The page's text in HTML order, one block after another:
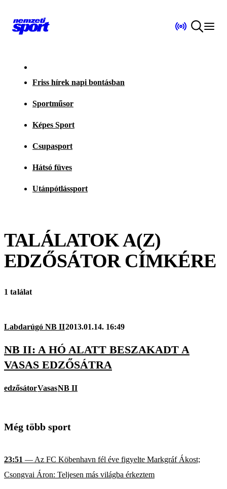
Friss hírek napi bontásban
Sportműsor
Képes Sport
Csupasport
Hátsó füves
Utánpótlássport
TALÁLATOK A(Z)
EDZŐSÁTORCÍMKÉRE
1 találat
Labdarúgó NB II2013.01.14. 16:49
NB II: A HÓ ALATT BESZAKADT A
VASAS EDZŐSÁTRA
edzősátorVasasNB II
Még több sport
23:51 — Az FC Köbenhavn fél éve figyelte Markgráf Ákost;
Csongvai Áron: Teljesen más világba érkeztem